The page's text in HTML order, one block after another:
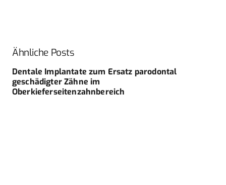
Ähnliche Posts
Dentale Implantate zum Ersatz parodontal
geschädigter Zähne im
Oberkieferseitenzahnbereich